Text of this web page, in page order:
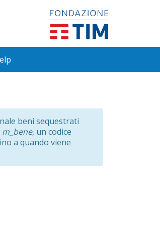
beni sequestrati
m_bene, un codice
a quando viene